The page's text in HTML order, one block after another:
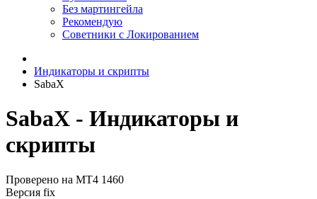
Без мартингейла
Рекомендую
Советники с Локированием
Индикаторы и скрипты
SabaX
SabaX - Индикаторы и
скрипты
Проверено на МТ4 1460
Версия fix